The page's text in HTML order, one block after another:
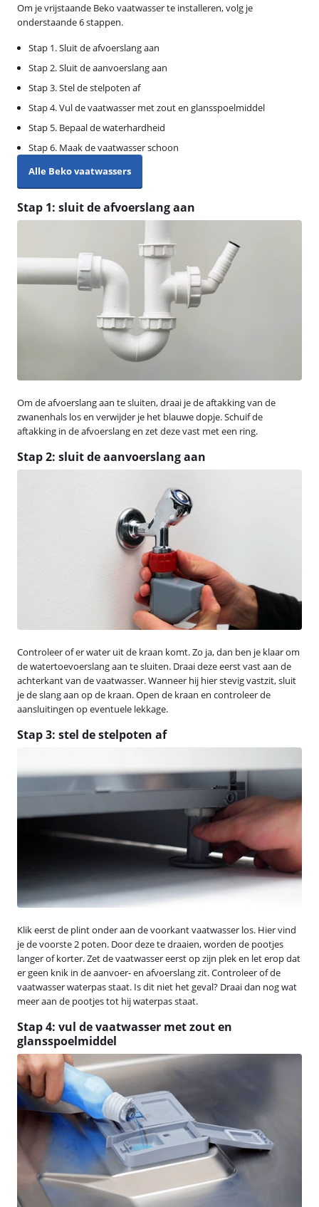
Om je vrijstaande Beko vaatwasser te installeren, volg je
onderstaande 6 stappen.
Stap 1. Sluit de afvoerslang aan
Stap 2. Sluit de aanvoerslang aan
Stap 3. Stel de stelpoten af
Stap 4. Vul de vaatwasser met zout en glansspoelmiddel
Stap 5. Bepaal de waterhardheid
Stap 6. Maak de vaatwasser schoon
Alle Beko vaatwassers
Stap 1: sluit de afvoerslang aan
Om de afvoerslang aan te sluiten, draai je de aftakking van de
zwanenhals los en verwijder je het blauwe dopje. Schuif de
aftakking in de afvoerslang en zet deze vast met een ring.
Stap 2: sluit de aanvoerslang aan
Controleer of er water uit de kraan komt. Zo ja, dan ben je klaar om
de watertoevoerslang aan te sluiten. Draai deze eerst vast aan de
achterkant van de vaatwasser. Wanneer hij hier stevig vastzit, sluit
je de slang aan op de kraan. Open de kraan en controleer de
aansluitingen op eventuele lekkage.
Stap 3: stel de stelpoten af
Klik eerst de plint onder aan de voorkant vaatwasser los. Hier vind
je de voorste 2 poten. Door deze te draaien, worden de pootjes
langer of korter. Zet de vaatwasser eerst op zijn plek en let erop dat
er geen knik in de aanvoer- en afvoerslang zit. Controleer of de
vaatwasser waterpas staat. Is dit niet het geval? Draai dan nog wat
meer aan de pootjes tot hij waterpas staat.
Stap 4: vul de vaatwasser met zout en
glansspoelmiddel